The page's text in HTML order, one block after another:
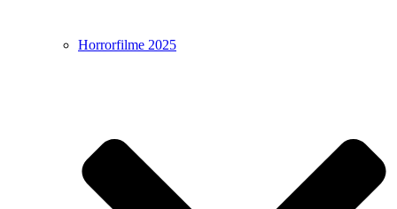
Horrorfilme 2025